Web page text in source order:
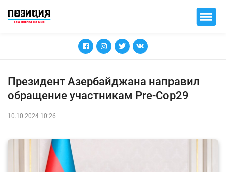
Президент Азербайджана направил
обращение участникам Pre-Cop29
10.10.2024 10:26